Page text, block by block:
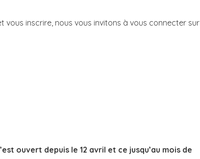
inscrire, nous vous invitons à vous connecter
ouvert depuis le 12 avril et ce jusqu’au mois de